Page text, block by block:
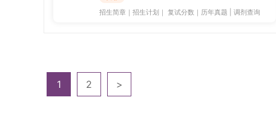
招生简章 ｜ 招生计划 ｜ 复试分数 ｜ 历年真题 调剂查询
1 2 >